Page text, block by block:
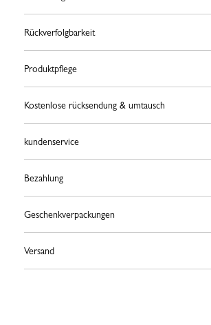
Rückverfolgbarkeit
Produktpflege
Kostenlose rücksendung & umtausch
kundenservice
Bezahlung
Geschenkverpackungen
Versand